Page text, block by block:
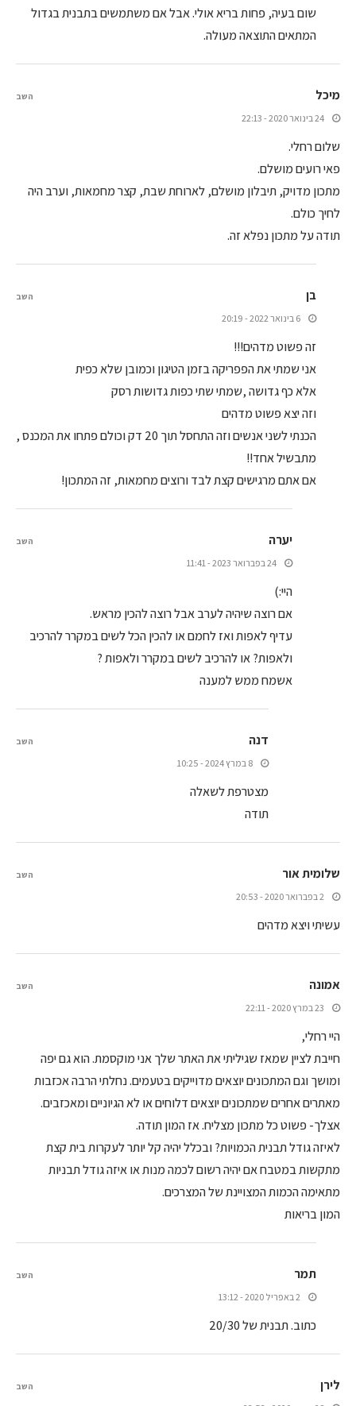
שום בעיה, פחות בריא אולי. אבל אם משתמשים בתבנית בגדול
המתאים התוצאה מעולה.
מיכל
24 בינואר 2020 - 22:13
שלום רחלי.
פאי רועים מושלם.
מתכון מדויק, תיבלון מושלם, לארוחת שבת, קצר מחמאות, וערב היה
לחיך כולם.
תודה על מתכון נפלא זה.
השב
בן
6 בינואר 2022 - 20:19
זה פשוט מדהים!!!
אני שמתי את הפפריקה בזמן הטיגון וכמובן שלא כפית
אלא כף גדושה ,שמתי שתי כפות גדושות רסק
וזה יצא פשוט מדהים
הכנתי לשני אנשים וזה התחסל תוך 20 דק וכולם פתחו את המכנס ,
מתבשיל אחד!!
אם אתם מרגישים קצת לבד ורוצים מחמאות, זה המתכון!
השב
יערה
24 בפברואר 2023 - 11:41
היי:)
אם רוצה שיהיה לערב אבל רוצה להכין מראש.
עדיף לאפות ואז לחמם או להכין הכל לשים במקרר להרכיב
ולאפות? או להרכיב לשים במקרר ולאפות ?
אשמח ממש למענה
השב
דנה
8 במרץ 2024 - 10:25
מצטרפת לשאלה
תודה
השב
שלומית אור
2 בפברואר 2020 - 20:53
עשיתי ויצא מדהים
השב
אמונה
23 במרץ 2020 - 22:11
היי רחלי,
חייבת לציין שמאז שגיליתי את האתר שלך אני מוקסמת. הוא גם יפה
ומושך וגם המתכונים יוצאים מדוייקים בטעמים. נחלתי הרבה אכזבות
מאתרים אחרים שמתכונים יוצאים דלוחים או לא הגיוניים ומאכזבים.
אצלך- פשוט כל מתכון מצליח. אז המון תודה.
לאיזה גודל תבנית הכמויות? ובכלל יהיה קל יותר לעקרות בית קצת
מתקשות במטבח אם יהיה רשום לכמה מנות או איזה גודל תבניות
מתאימה הכמות המצויינת של המצרכים.
המון בריאות
השב
תמר
2 באפריל 2020 - 13:12
כתוב. תבנית של 20/30
השב
לירן השב